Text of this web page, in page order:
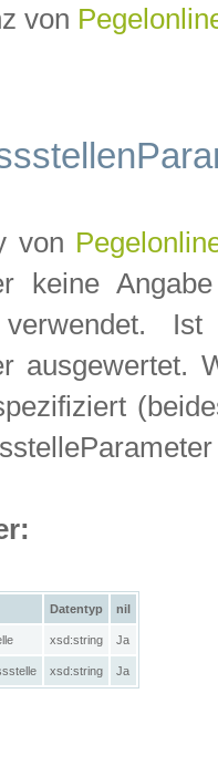
von
von
keine
verwendet.
ausgewertet.
Datentyp nil
xsd:string Ja
xsd:string Ja